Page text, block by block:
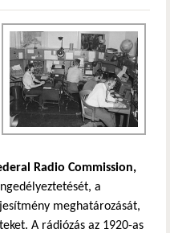
Radio Commission,
a
meghatározását,
A rádiózás az 1920-as